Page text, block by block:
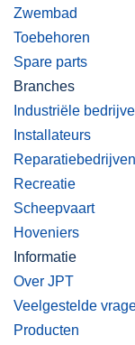
Zwembad
Toebehoren
Spare parts
Branches
Industriële
Installateurs
Reparatiebedrijven
Recreatie
Scheepvaart
Hoveniers
Informatie
Over JPT
Veelgestelde
Producten